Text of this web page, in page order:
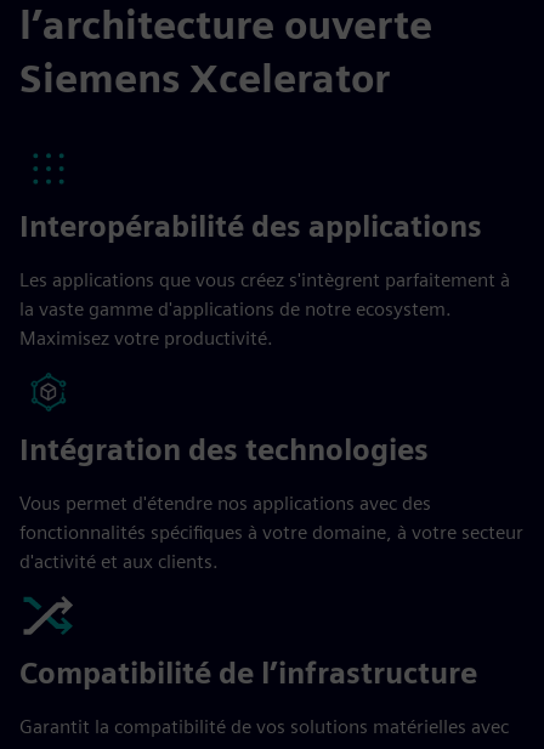
l’architecture ouverte
Siemens Xcelerator
Interopérabilité des applications
Les applications que vous créez s'intègrent parfaitement à
la vaste gamme d'applications de notre ecosystem.
Maximisez votre productivité.
Intégration des technologies
Vous permet d'étendre nos applications avec des
fonctionnalités spécifiques à votre domaine, à votre secteur
d'activité et aux clients.
Compatibilité de l’infrastructure
Garantit la compatibilité de vos solutions matérielles avec